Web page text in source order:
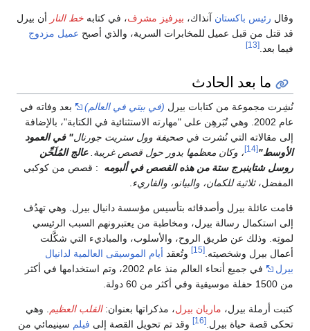
وقال رئيس باكستان آنذاك، بيرفيز مشرف، في كتابه خط النار
أن بيرل
قد قتل من قبل عميل للمخابرات السرية، والذي أصبح عميل مزدوج
فيما بعد. [13]
ما بعد الحادث
نُشِرت مجموعة من كتابات بيرل (في بيتي في العالم)
بعد وفاته في
عام 2002. وهي تُبَرهِن على "مهارته الاستثنائية في الكتابة"، بالإضافة
إلى مقالاته التي نُشرت في صحيفة وول ستريت جورنال" في العمود
الأوسط"[14] ، وكان معظمها يدور حول قصص غريبة.عالج المُلَحِّن
روسل شتاينبرج ستة من هذه القصص في ألبومه
: قصص من كوكبي
المفضل،ثلاثية للكمان، والبيانو، والقاريء.
قامت عائلة بيرل وأصدقائه بتأسيس مؤسسة دانيال بيرل. وهي تهدُف
إلى استكمال رسالة بيرل، ومخاطبة من يعتبرونهم السبب الرئيسي
لموتِه. وذلك عن طريق الروح، والأسلوب، والمباديء التي شكَّلت
أعمال بيرل وشخصيته.[15] وتُعقد أيام الموسيقى العالمية لدانيال
بيرل
في جميع أنحاء العالم منذ عام 2002، وتم استخدامها في أكثر
من 1500 حفلة موسيقية وفي أكثر من 60 دولة.
كتبت أرملة بيرل، ماريان بيرل، مذكراتها بعنوان:القلب العظيم. وهي
تحكى قصة حياة بيرل.[16] وقد تم تحويل القصة إلى فيلم سينيمائي من